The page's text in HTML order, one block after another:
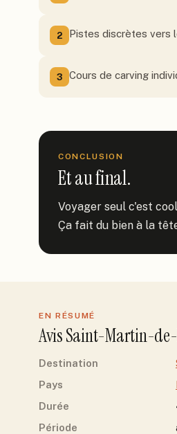
2 Pistes discrètes vers
3 Cours de carving
CONCLUSION
Et au final.
Voyager seul c'est
Ça fait du bien à la
EN RÉSUMÉ
AvisSaint-Martin-
Destination
Pays
Durée
Période